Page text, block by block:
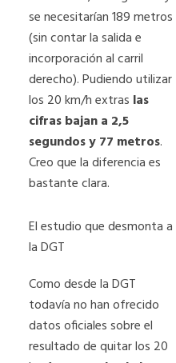
se necesitarían 189 metros
(sin contar la salida e
incorporación al carril
derecho). Pudiendo utilizar
los 20 km/h extras las
cifras bajan a 2,5
segundos y 77 metros.
Creo que la diferencia es
bastante clara.
El estudio que desmonta a
la DGT
Como desde la DGT
todavía no han ofrecido
datos oficiales sobre el
resultado de quitar los 20